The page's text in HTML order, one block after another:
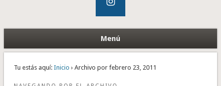
Menú
Tu estás aquí: Inicio › Archivo por febrero 23, 2011